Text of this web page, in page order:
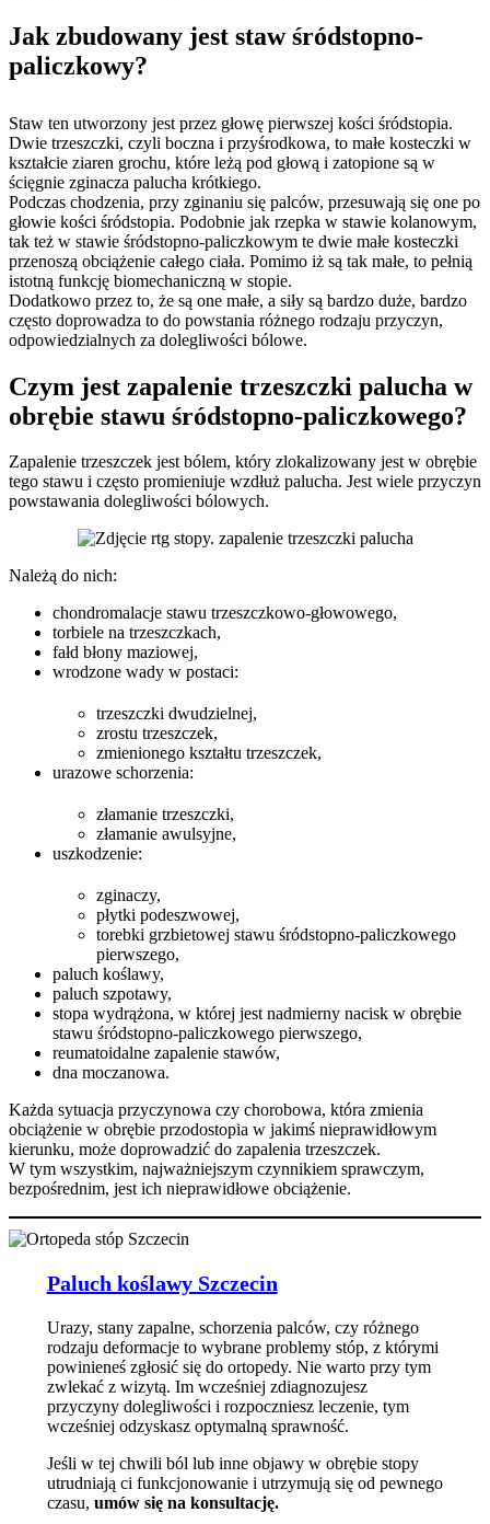
Jak zbudowany jest staw śródstopno-
paliczkowy?
Staw ten utworzony jest przez głowę pierwszej kości śródstopia.
Dwie trzeszczki, czyli boczna i przyśrodkowa, to małe kosteczki w
kształcie ziaren grochu, które leżą pod głową i zatopione są w
ścięgnie zginacza palucha krótkiego.
Podczas chodzenia, przy zginaniu się palców, przesuwają się one po
głowie kości śródstopia. Podobnie jak rzepka w stawie kolanowym,
tak też w stawie śródstopno-paliczkowym te dwie małe kosteczki
przenoszą obciążenie całego ciała. Pomimo iż są tak małe, to pełnią
istotną funkcję biomechaniczną w stopie.
Dodatkowo przez to, że są one małe, a siły są bardzo duże, bardzo
często doprowadza to do powstania różnego rodzaju przyczyn,
odpowiedzialnych za dolegliwości bólowe.
Czym jest zapalenie trzeszczki palucha w
obrębie stawu śródstopno-paliczkowego?
Zapalenie trzeszczek jest bólem, który zlokalizowany jest w obrębie
tego stawu i często promieniuje wzdłuż palucha. Jest wiele przyczyn
powstawania dolegliwości bólowych.
Należą do nich:
chondromalacje stawu trzeszczkowo-głowowego,
torbiele na trzeszczkach,
fałd błony maziowej,
wrodzone wady w postaci:
trzeszczki dwudzielnej,
zrostu trzeszczek,
zmienionego kształtu trzeszczek,
urazowe schorzenia:
złamanie trzeszczki,
złamanie awulsyjne,
uszkodzenie:
zginaczy,
płytki podeszwowej,
torebki grzbietowej stawu śródstopno-paliczkowego
pierwszego,
paluch koślawy,
paluch szpotawy,
stopa wydrążona, w której jest nadmierny nacisk w obrębie
stawu śródstopno-paliczkowego pierwszego,
reumatoidalne zapalenie stawów,
dna moczanowa.
Każda sytuacja przyczynowa czy chorobowa, która zmienia
obciążenie w obrębie przodostopia w jakimś nieprawidłowym
kierunku, może doprowadzić do zapalenia trzeszczek.
W tym wszystkim, najważniejszym czynnikiem sprawczym,
bezpośrednim, jest ich nieprawidłowe obciążenie.
Paluch koślawy Szczecin
Urazy, stany zapalne, schorzenia palców, czy różnego
rodzaju deformacje to wybrane problemy stóp, z którymi
powinieneś zgłosić się do ortopedy. Nie warto przy tym
zwlekać z wizytą. Im wcześniej zdiagnozujesz
przyczyny dolegliwości i rozpoczniesz leczenie, tym
wcześniej odzyskasz optymalną sprawność.
Jeśli w tej chwili ból lub inne objawy w obrębie stopy
utrudniają ci funkcjonowanie i utrzymują się od pewnego
czasu, umów się na konsultację.